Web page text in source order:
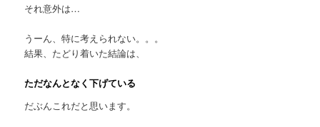
それ意外は…
うーん、特に考えられない。。。
結果、たどり着いた結論は、
ただなんとなく下げている
だぶんこれだと思います。